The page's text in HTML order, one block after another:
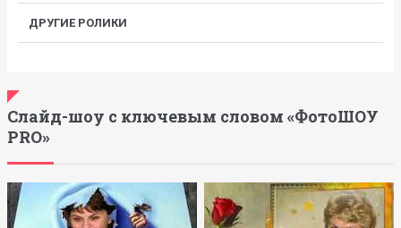
ДРУГИЕ РОЛИКИ
Слайд-шоу с ключевым словом «ФотоШОУ
PRO»